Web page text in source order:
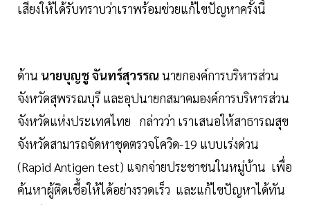
เสียงให้ได้รับทราบว่าเราพร้อมช่วยแก้ไขปัญหาครั้งนี้
ด้าน นายบุญชู จันทร์สุวรรณ นายกองค์การบริหารส่วน
จังหวัดสุพรรณบุรี และอุปนายกสมาคมองค์การบริหารส่วน
จังหวัดแห่งประเทศไทย กล่าวว่า เราเสนอให้สาธารณสุข
จังหวัดสามารถจัดหาชุดตรวจโควิด-19 แบบเร่งด่วน
(Rapid Antigen test) แจกจ่ายประชาชนในหมู่บ้าน เพื่อ
ค้นหาผู้ติดเชื้อให้ได้อย่างรวดเร็ว และแก้ไขปัญหาได้ทัน